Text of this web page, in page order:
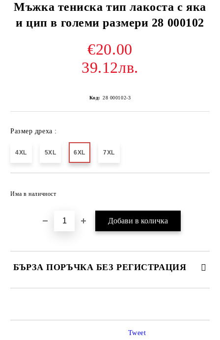
Мъжка тениска тип лакоста с яка
и цип в големи размери 28 000102
€20.00
39.12лв.
Код: 28 000102-3
Размер дреха :
4XL 5XL 6XL 7XL
Има в наличност
БЪРЗА ПОРЪЧКА БЕЗ РЕГИСТРАЦИЯ
Tweet